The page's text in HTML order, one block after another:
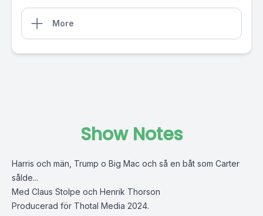
More
Show Notes
Harris och män, Trump o Big Mac och så en båt som Carter
sålde...
Med Claus Stolpe och Henrik Thorson
Producerad för Thotal Media 2024.